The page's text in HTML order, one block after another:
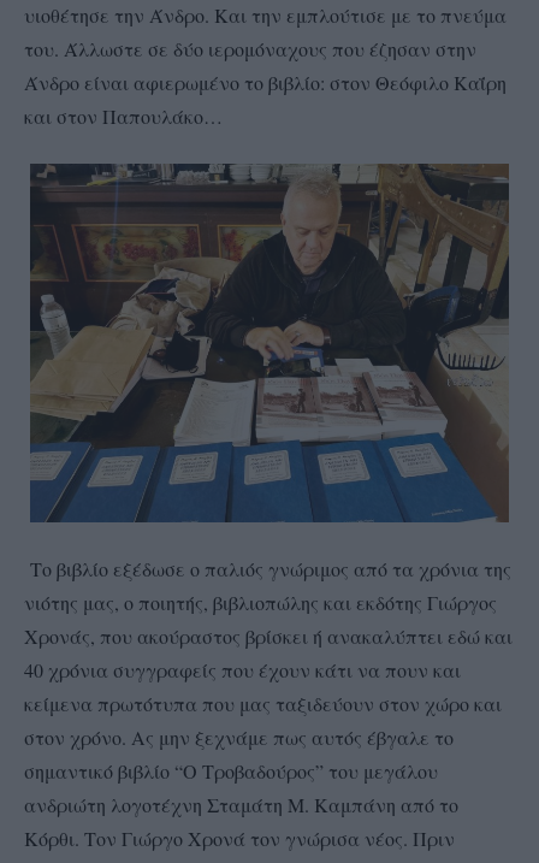
υιοθέτησε την Άνδρο. Και την εμπλούτισε με το πνεύμα
του. Άλλωστε σε δύο ιερομόναχους που έζησαν στην
Άνδρο είναι αφιερωμένο το βιβλίο: στον Θεόφιλο Καΐρη
και στον Παπουλάκο…
Το βιβλίο εξέδωσε ο παλιός γνώριμος από τα χρόνια της
νιότης μας, ο ποιητής, βιβλιοπώλης και εκδότης Γιώργος
Χρονάς, που ακούραστος βρίσκει ή ανακαλύπτει εδώ και
40 χρόνια συγγραφείς που έχουν κάτι να πουν και
κείμενα πρωτότυπα που μας ταξιδεύουν στον χώρο και
στον χρόνο. Ας μην ξεχνάμε πως αυτός έβγαλε το
σημαντικό βιβλίο “Ο Τροβαδούρος” του μεγάλου
ανδριώτη λογοτέχνη Σταμάτη Μ. Καμπάνη από το
Κόρθι. Τον Γιώργο Χρονά τον γνώρισα νέος. Πριν